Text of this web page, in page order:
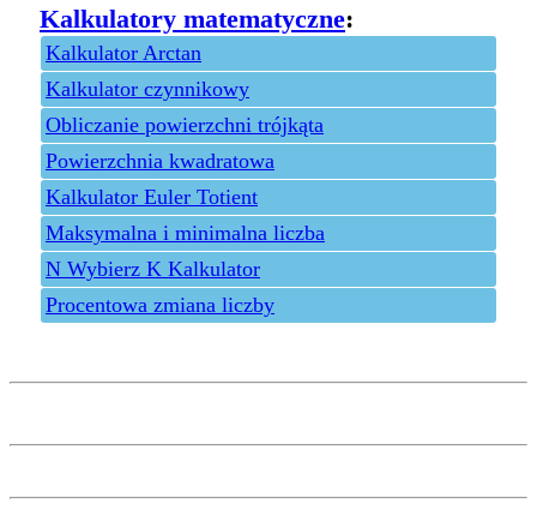
Kalkulatory matematyczne:
Kalkulator Arctan
Kalkulator czynnikowy
Obliczanie powierzchni trójkąta
Powierzchnia kwadratowa
Kalkulator Euler Totient
Maksymalna i minimalna liczba
N Wybierz K Kalkulator
Procentowa zmiana liczby